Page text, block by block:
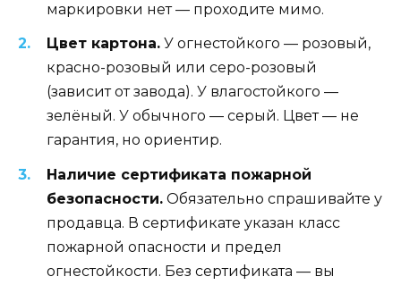
маркировки нет — проходите мимо.
Цвет картона. У огнестойкого — розовый,
красно-розовый или серо-розовый
(зависит от завода). У влагостойкого —
зелёный. У обычного — серый. Цвет — не
гарантия, но ориентир.
Наличие сертификата пожарной
безопасности. Обязательно спрашивайте у
продавца. В сертификате указан класс
пожарной опасности и предел
огнестойкости. Без сертификата — вы